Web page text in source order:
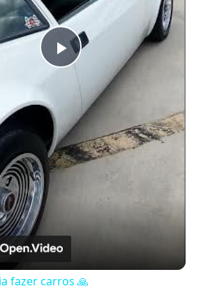
Play Video
fazer carros 🙏